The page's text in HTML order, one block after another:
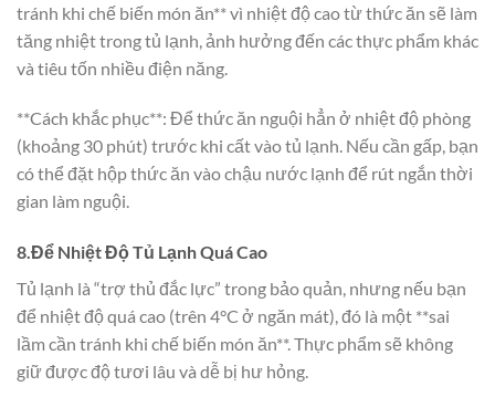
tránh khi chế biến món ăn** vì nhiệt độ cao từ thức ăn sẽ làm
tăng nhiệt trong tủ lạnh, ảnh hưởng đến các thực phẩm khác
và tiêu tốn nhiều điện năng.
**Cách khắc phục**: Để thức ăn nguội hẳn ở nhiệt độ phòng
(khoảng 30 phút) trước khi cất vào tủ lạnh. Nếu cần gấp, bạn
có thể đặt hộp thức ăn vào chậu nước lạnh để rút ngắn thời
gian làm nguội.
8.Để Nhiệt Độ Tủ Lạnh Quá Cao
Tủ lạnh là “trợ thủ đắc lực” trong bảo quản, nhưng nếu bạn
để nhiệt độ quá cao (trên 4°C ở ngăn mát), đó là một **sai
lầm cần tránh khi chế biến món ăn**. Thực phẩm sẽ không
giữ được độ tươi lâu và dễ bị hư hỏng.